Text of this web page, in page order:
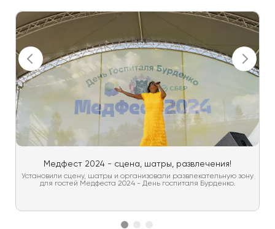
Медфест 2024 - сцена, шатры, развлечения!
Установили сцену, шатры и организовали развлекательную зону
для гостей Медфеста 2024 - День госпиталя Бурденко.